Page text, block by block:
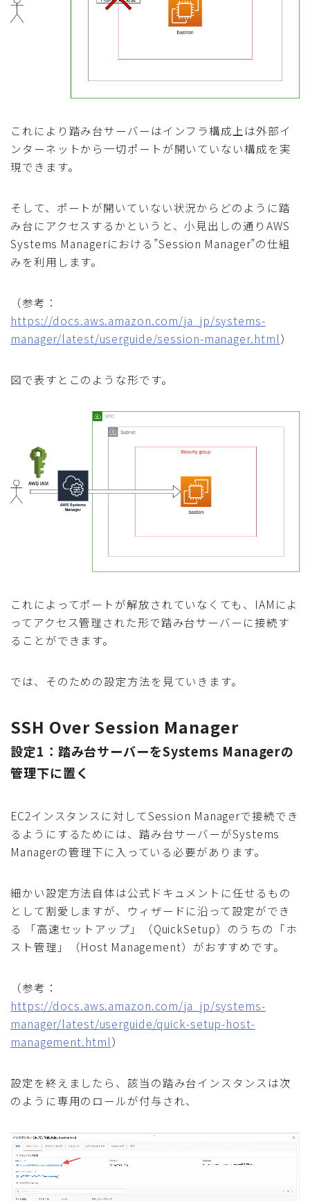
これにより踏み台サーバーはインフラ構成上は外部イ
ンターネットから一切ポートが開いていない構成を実
現できます。
そして、ポートが開いていない状況からどのように踏
み台にアクセスするかというと、小見出しの通りAWS
Systems Managerにおける”Session Manager”の仕組
みを利用します。
（参考：
https://docs.aws.amazon.com/ja_jp/systems-
manager/latest/userguide/session-manager.html）
図で表すとこのような形です。
これによってポートが解放されていなくても、IAMによ
ってアクセス管理された形で踏み台サーバーに接続す
ることができます。
では、そのための設定方法を見ていきます。
SSH Over Session Manager
設定1：踏み台サーバーをSystems Managerの
管理下に置く
EC2インスタンスに対してSession Managerで接続でき
るようにするためには、踏み台サーバーがSystems
Managerの管理下に入っている必要があります。
細かい設定方法自体は公式ドキュメントに任せるもの
として割愛しますが、ウィザードに沿って設定ができ
る 「高速セットアップ」（QuickSetup）のうちの「ホ
スト管理」（Host Management）がおすすめです。
（参考：
https://docs.aws.amazon.com/ja_jp/systems-
manager/latest/userguide/quick-setup-host-
management.html）
設定を終えましたら、該当の踏み台インスタンスは次
のように専用のロールが付与され、